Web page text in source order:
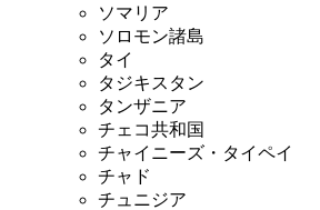
ソマリア
ソロモン諸島
タイ
タジキスタン
タンザニア
チェコ共和国
チャイニーズ・タイペイ
チャド
チュニジア